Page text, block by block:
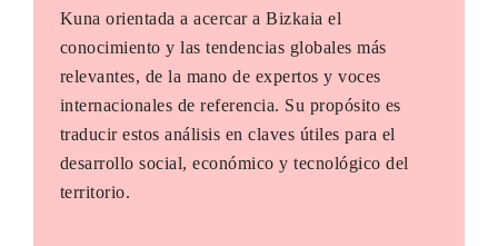
Kuna orientada a acercar a Bizkaia el
conocimiento y las tendencias globales más
relevantes, de la mano de expertos y voces
internacionales de referencia. Su propósito es
traducir estos análisis en claves útiles para el
desarrollo social, económico y tecnológico del
territorio.